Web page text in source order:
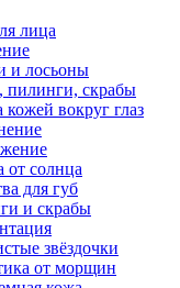
лица
и лосьоны
пилинги, скрабы
кожей вокруг глаз
от солнца
для губ
и скрабы
звёздочки
от морщин